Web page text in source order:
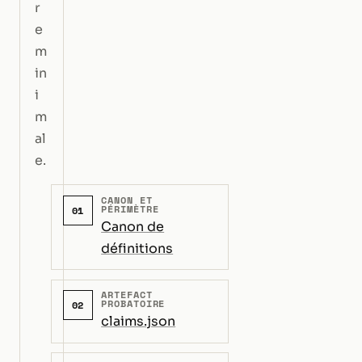
r
e
m
in
i
m
al
e.
01
CANON ET
PÉRIMÈTRE
Canon de
définitions
02
ARTEFACT
PROBATOIRE
claims.json